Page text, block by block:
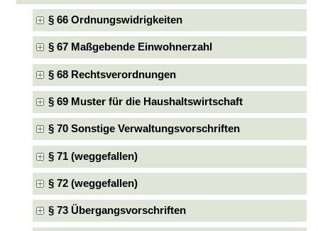
§ 66 Ordnungswidrigkeiten
§ 67 Maßgebende Einwohnerzahl
§ 68 Rechtsverordnungen
§ 69 Muster für die Haushaltswirtschaft
§ 70 Sonstige Verwaltungsvorschriften
§ 71 (weggefallen)
§ 72 (weggefallen)
§ 73 Übergangsvorschriften